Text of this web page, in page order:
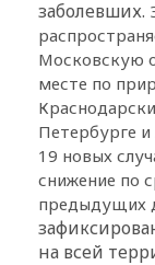
заболевших.
Московскую
месте по
Петербурге
19 новых
снижение по
предыдущих
на всей